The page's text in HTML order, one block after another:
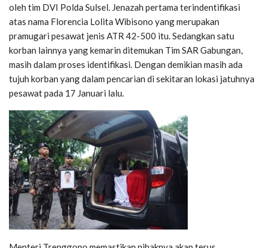
oleh tim DVI Polda Sulsel. Jenazah pertama terindentifikasi
atas nama Florencia Lolita Wibisono yang merupakan
pramugari pesawat jenis ATR 42-500 itu. Sedangkan satu
korban lainnya yang kemarin ditemukan Tim SAR Gabungan,
masih dalam proses identifikasi. Dengan demikian masih ada
tujuh korban yang dalam pencarian di sekitaran lokasi jatuhnya
pesawat pada 17 Januari lalu.